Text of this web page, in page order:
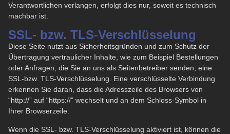
Verantwortlichen verlangen, erfolgt dies nur, soweit es technisch
machbar ist.
SSL- bzw. TLS-Verschlüsselung
Diese Seite nutzt aus Sicherheitsgründen und zum Schutz der
Übertragung vertraulicher Inhalte, wie zum Beispiel Bestellungen
oder Anfragen, die Sie an uns als Seitenbetreiber senden, eine
SSL-bzw. TLS-Verschlüsselung. Eine verschlüsselte Verbindung
erkennen Sie daran, dass die Adresszeile des Browsers von
“http://” auf “https://” wechselt und an dem Schloss-Symbol in
Ihrer Browserzeile.
Wenn die SSL- bzw. TLS-Verschlüsselung aktiviert ist, können die